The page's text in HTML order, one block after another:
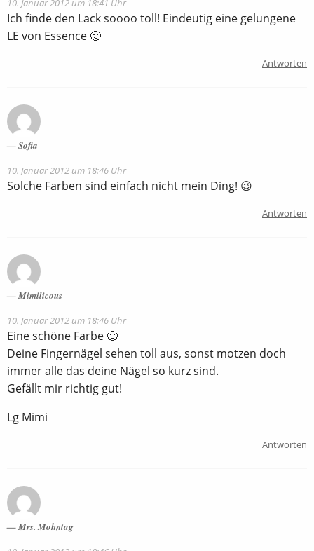
10. Januar 2012 um 18:41 Uhr
Ich finde den Lack soooo toll! Eindeutig eine gelungene
LE von Essence 🙂
Antworten
Sofia
10. Januar 2012 um 18:46 Uhr
Solche Farben sind einfach nicht mein Ding! 😉
Antworten
Mimilicous
10. Januar 2012 um 18:46 Uhr
Eine schöne Farbe 🙂
Deine Fingernägel sehen toll aus, sonst motzen doch
immer alle das deine Nägel so kurz sind.
Gefällt mir richtig gut!
Lg Mimi
Antworten
Mrs. Mohntag